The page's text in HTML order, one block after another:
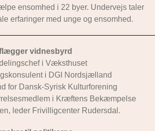
ensomhed i 22 byer. Undervejs taler
erfaringer med unge og ensomhed.
vidnesbyrd
i Væksthuset
i DGI Nordsjælland
for Dansk-Syrisk Kulturforening
i Kræftens Bekæmpelse
leder Frivilligcenter Rudersdal.